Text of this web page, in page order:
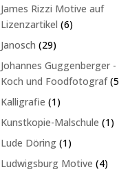
Produkte
James Rizzi Motive auf
Lizenzartikel 66
Janosch 2929
Produkte
Johannes Guggenberger -
Koch und Foodfotograf 5
Kalligrafie 11
Produkt
Kunstkopie-Malschule 11
Lude Döring 11
Produkt
Ludwigsburg Motive 44